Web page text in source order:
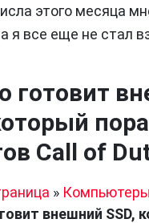
этого месяца
а я все еще не стал
готовит
Call of
» Компьютеры
внешний SSD,